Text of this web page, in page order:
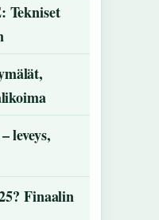
Tekniset
leveys,
Finaalin